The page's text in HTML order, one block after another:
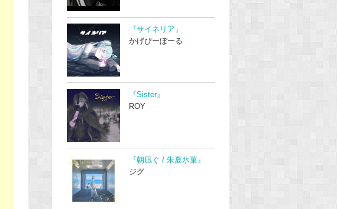
『サイネリア』
かげぴーぼーる
『Sister』
ROY
『朝凪ぐ / 朱夏氷菓』
ジグ